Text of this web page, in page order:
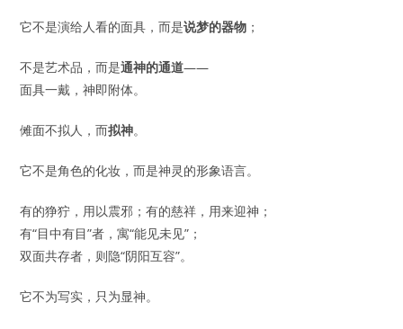
它不是演给人看的面具，而是说梦的器物 ；
不是艺术品，而是通神的通道——
面具一戴，神即附体。
傩面不拟人，而拟神。
它不是角色的化妆，而是神灵的形象语言。
有的狰狞，用以震邪；有的慈祥，用来迎神；
有“目中有目”者，寓“能见未见”；
双面共存者，则隐“阴阳互容”。
它不为写实，只为显神。